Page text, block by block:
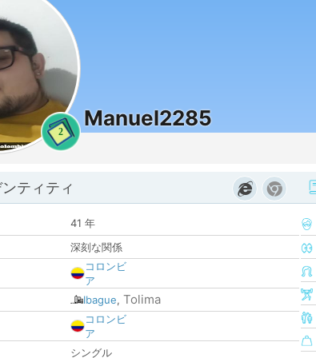
2
Manuel2285
ティティ
41 年
深刻な関係
コロンビ
ア
Ibague, Tolima
コロンビ
ア
シングル